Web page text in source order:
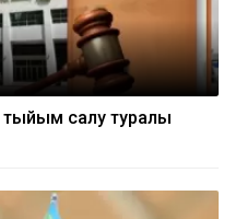
салу туралы